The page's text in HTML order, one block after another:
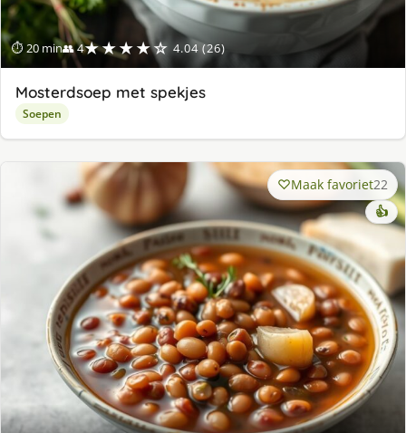
⏱ 20 min👥 4★★★★☆ 4.04 (26)
Mosterdsoep met spekjes
Soepen
Maak favoriet22
👍